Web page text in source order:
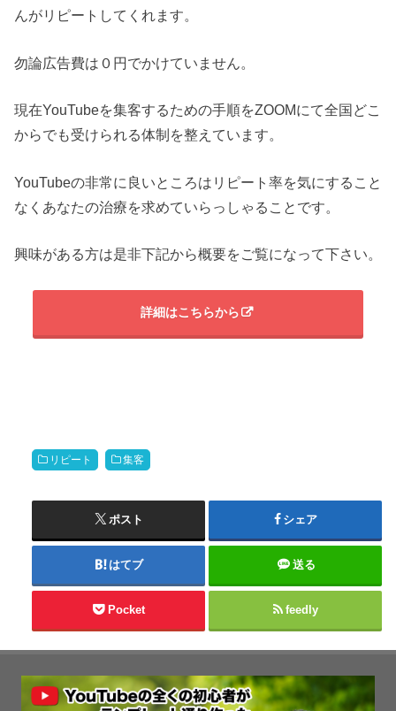
んがリピートしてくれます。
勿論広告費は０円でかけていません。
現在YouTubeを集客するための手順をZOOMにて全国どこ
からでも受けられる体制を整えています。
YouTubeの非常に良いところはリピート率を気にすること
なくあなたの治療を求めていらっしゃることです。
興味がある方は是非下記から概要をご覧になって下さい。
詳細はこちらから
リピート 集客
ポスト シェア
はてブ 送る
Pocket feedly